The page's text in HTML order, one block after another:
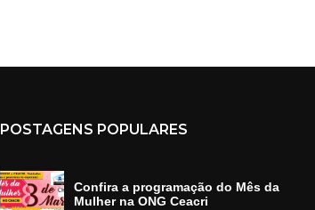
POSTAGENS POPULARES
Confira a programação do Mês da
Mulher na ONG Ceacri